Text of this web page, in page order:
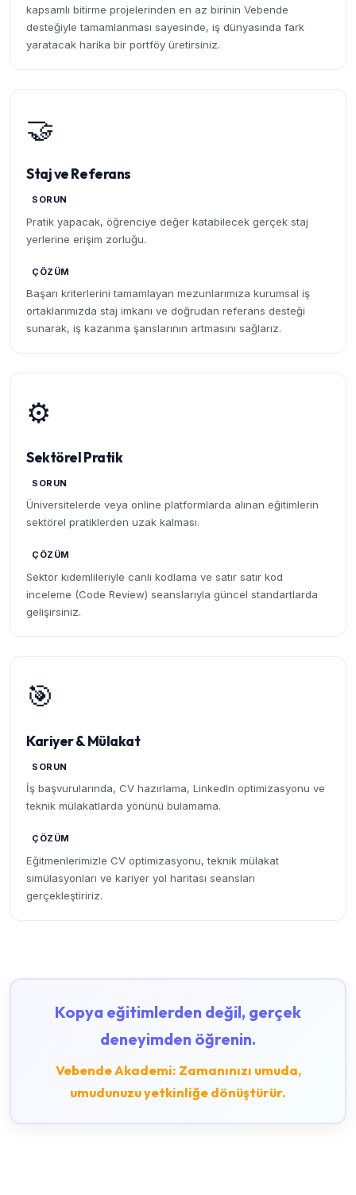
kapsamlı bitirme projelerinden en az birinin Vebende
desteğiyle tamamlanması sayesinde, iş dünyasında fark
yaratacak harika bir portföy üretirsiniz.
🤝
Staj ve Referans
SORUN
Pratik yapacak, öğrenciye değer katabilecek gerçek staj
yerlerine erişim zorluğu.
ÇÖZÜM
Başarı kriterlerini tamamlayan mezunlarımıza kurumsal iş
ortaklarımızda staj imkanı ve doğrudan referans desteği
sunarak, iş kazanma şanslarının artmasını sağlarız.
⚙️
Sektörel Pratik
SORUN
Üniversitelerde veya online platformlarda alınan eğitimlerin
sektörel pratiklerden uzak kalması.
ÇÖZÜM
Sektör kıdemlileriyle canlı kodlama ve satır satır kod
inceleme (Code Review) seanslarıyla güncel standartlarda
gelişirsiniz.
🎯
Kariyer & Mülakat
SORUN
İş başvurularında, CV hazırlama, LinkedIn optimizasyonu ve
teknik mülakatlarda yönünü bulamama.
ÇÖZÜM
Eğitmenlerimizle CV optimizasyonu, teknik mülakat
simülasyonları ve kariyer yol haritası seansları
gerçekleştiririz.
Kopya eğitimlerden değil, gerçek
deneyimden öğrenin.
Vebende Akademi: Zamanınızı umuda,
umudunuzu yetkinliğe dönüştürür.